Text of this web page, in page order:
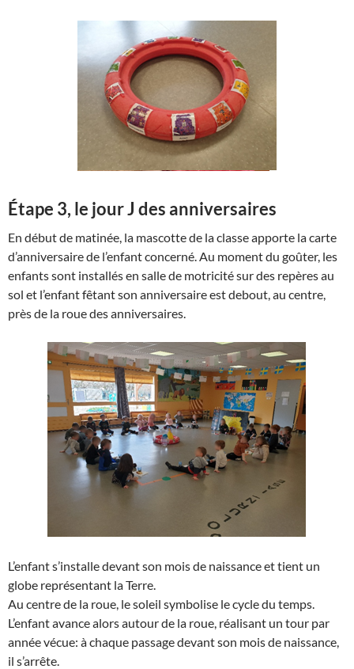
Étape 3, le jour J des anniversaires
En début de matinée, la mascotte de la classe apporte la carte
d’anniversaire de l’enfant concerné. Au moment du goûter, les
enfants sont installés en salle de motricité sur des repères au
sol et l’enfant fêtant son anniversaire est debout, au centre,
près de la roue des anniversaires.
L’enfant s’installe devant son mois de naissance et tient un
globe représentant la Terre.
Au centre de la roue, le soleil symbolise le cycle du temps.
L’enfant avance alors autour de la roue, réalisant un tour par
année vécue: à chaque passage devant son mois de naissance,
il s’arrête.